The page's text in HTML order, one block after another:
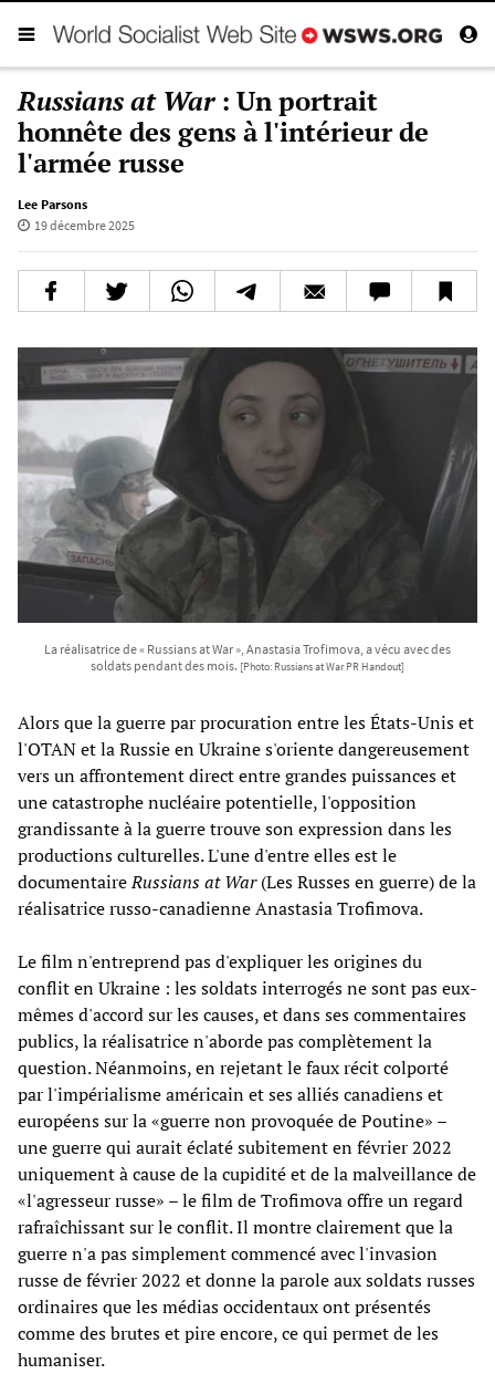
Russians at War: Un portrait
honnête des gens à l'intérieur de
l'armée russe
Lee Parsons
19 décembre 2025
La réalisatrice de « Russians at War », Anastasia Trofimova, a vécu avec des
soldats pendant des mois. [Photo: Russians at War PR Handout]
Alors que la guerre par procuration entre les États-Unis et
l'OTAN et la Russie en Ukraine s'oriente dangereusement
vers un affrontement direct entre grandes puissances et
une catastrophe nucléaire potentielle, l'opposition
grandissante à la guerre trouve son expression dans les
productions culturelles. L'une d'entre elles est le
documentaireRussians at War(Les Russes en guerre) de la
réalisatrice russo-canadienne Anastasia Trofimova.
Le film n'entreprend pas d'expliquer les origines du
conflit en Ukraine : les soldats interrogés ne sont pas eux-
mêmes d'accord sur les causes, et dans ses commentaires
publics, la réalisatrice n'aborde pas complètement la
question. Néanmoins, en rejetant le faux récit colporté
par l'impérialisme américain et ses alliés canadiens et
européens sur la «guerre non provoquée de Poutine» –
une guerre qui aurait éclaté subitement en février 2022
uniquement à cause de la cupidité et de la malveillance de
«l'agresseur russe» – le film de Trofimova offre un regard
rafraîchissant sur le conflit. Il montre clairement que la
guerre n'a pas simplement commencé avec l'invasion
russe de février 2022 et donne la parole aux soldats russes
ordinaires que les médias occidentaux ont présentés
comme des brutes et pire encore, ce qui permet de les
humaniser.